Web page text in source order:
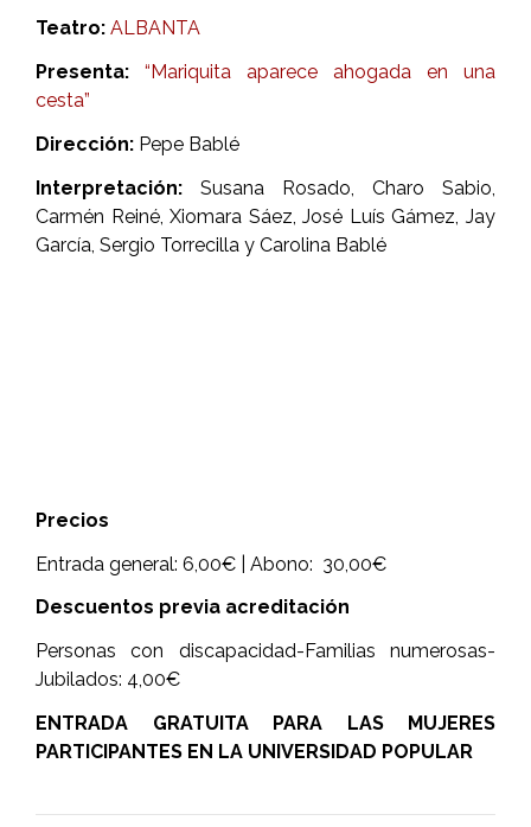
Teatro: ALBANTA
Presenta: “Mariquita aparece ahogada en una
cesta”
Dirección: Pepe Bablé
Interpretación: Susana Rosado, Charo Sabio,
Carmén Reiné, Xiomara Sáez, José Luís Gámez, Jay
García, Sergio Torrecilla y Carolina Bablé
Precios
Entrada general: 6,00€ | Abono: 30,00€
Descuentos previa acreditación
Personas con discapacidad-Familias numerosas-
Jubilados: 4,00€
ENTRADA GRATUITA PARA LAS MUJERES
PARTICIPANTES EN LA UNIVERSIDAD POPULAR